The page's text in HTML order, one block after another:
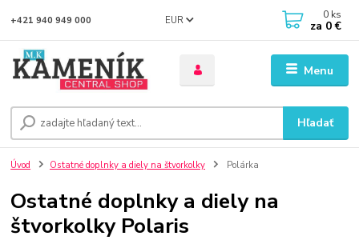
Menu
EUR
Hľadať
+421 940 949 000 0 ks
za 0 €
Úvod Ostatné doplnky a diely na štvorkolky Polárka
Ostatné doplnky a diely na
štvorkolky Polaris